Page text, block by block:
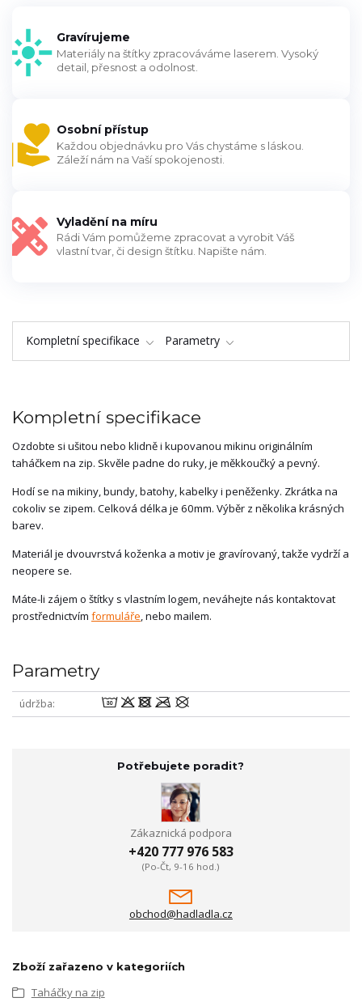
Gravírujeme
Materiály na štítky zpracováváme laserem. Vysoký
detail, přesnost a odolnost.
Osobní přístup
Každou objednávku pro Vás chystáme s láskou.
Záleží nám na Vaší spokojenosti.
Vyladění na míru
Rádi Vám pomůžeme zpracovat a vyrobit Váš
vlastní tvar, či design štítku. Napište nám.
Kompletní specifikace Parametry
Kompletní specifikace
Ozdobte si ušitou nebo klidně i kupovanou mikinu originálním
taháčkem na zip. Skvěle padne do ruky, je měkkoučký a pevný.
Hodí se na mikiny, bundy, batohy, kabelky i peněženky. Zkrátka na
cokoliv se zipem. Celková délka je 60mm. Výběr z několika krásných
barev.
Materiál je dvouvrstvá koženka a motiv je gravírovaný, takže vydrží a
neopere se.
Máte-li zájem o štítky s vlastním logem, neváhejte nás kontaktovat
prostřednictvím formuláře, nebo mailem.
Parametry
údržba wodmU
Potřebujete poradit?
Zákaznická podpora
+420 777 976 583
(Po-Čt, 9-16 hod.)
obchod@hadladla.cz
Zboží zařazeno v kategoriích
Taháčky na zip